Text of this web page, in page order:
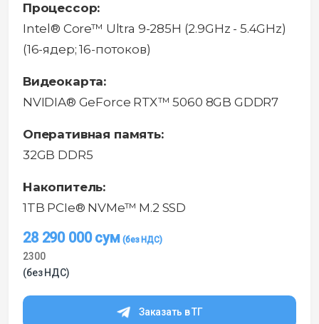
Процессор:
Intel® Core™ Ultra 9-285H (2.9GHz - 5.4GHz)
(16-ядер; 16-потоков)
Видеокарта:
NVIDIA® GeForce RTX™ 5060 8GB GDDR7
Оперативная память:
32GB DDR5
Накопитель:
1TB PCIe® NVMe™ M.2 SSD
28 290 000сум
2300
(без НДС)
Заказать в ТГ